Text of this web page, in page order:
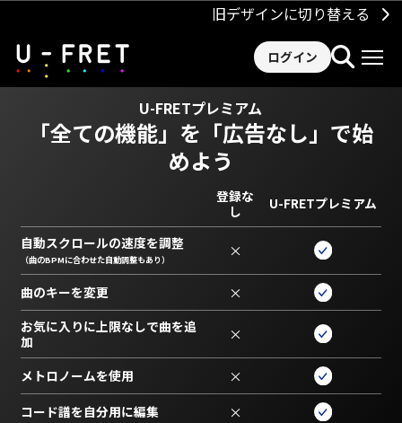
旧デザインに切り替える
ログイン
U-FRETプレミアム
「全ての機能」を 「広告なし」で始
めよう
登録な
し
U-FRETプレミアム
自動スクロールの速度を調整
（曲のBPMに合わせた自動調整もあり） ×
曲のキーを変更 ×
お気に入りに上限なしで曲を追
加
×
メトロノームを使用 ×
コード譜を自分用に編集 ×